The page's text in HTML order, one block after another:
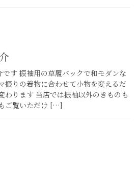
す 振袖用の草履バックで和モダンな
振りの着物に合わせて小物を変えるだ
わります 当店では振袖以外のきものも
ご覧いただけ […]